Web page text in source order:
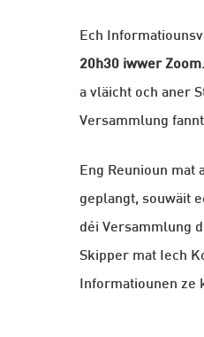
Ech
20h30 iwwer Zoom.
a vläicht och aner
Versammlung
Eng Reunioun mat
geplangt, souwäit
déi Versammlung
Skipper mat Iech
Informatiounen ze